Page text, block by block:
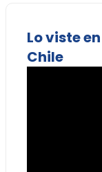
Lo viste
Chile